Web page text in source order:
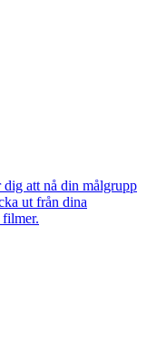
att nå din målgrupp
ut från dina
filmer.